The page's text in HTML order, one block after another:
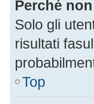
Perché
Solo gli
risultati
Top